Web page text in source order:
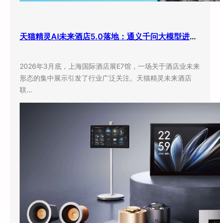
天猫精灵AI未来酒店5.0落地：通义千问大模型进驻客房，酒店业迎来”数字员工”时代
2026年3月底，上海国际酒店展E7馆，一场关于酒店业未来
形态的集中展示引发了行业广泛关注。天猫精灵未来酒店
联…